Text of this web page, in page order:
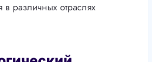
различных отраслях